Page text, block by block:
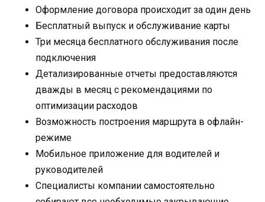
Оформление договора происходит за один день
Бесплатный выпуск и обслуживание карты
Три месяца бесплатного обслуживания после
подключения
Детализированные отчеты предоставляются
дважды в месяц с рекомендациями по
оптимизации расходов
Возможность построения маршрута в офлайн-
режиме
Мобильное приложение для водителей и
руководителей
Специалисты компании самостоятельно